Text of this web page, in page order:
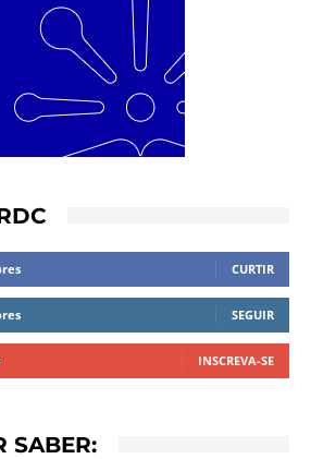
CURTIR
SEGUIR
INSCREVA-SE
SABER: